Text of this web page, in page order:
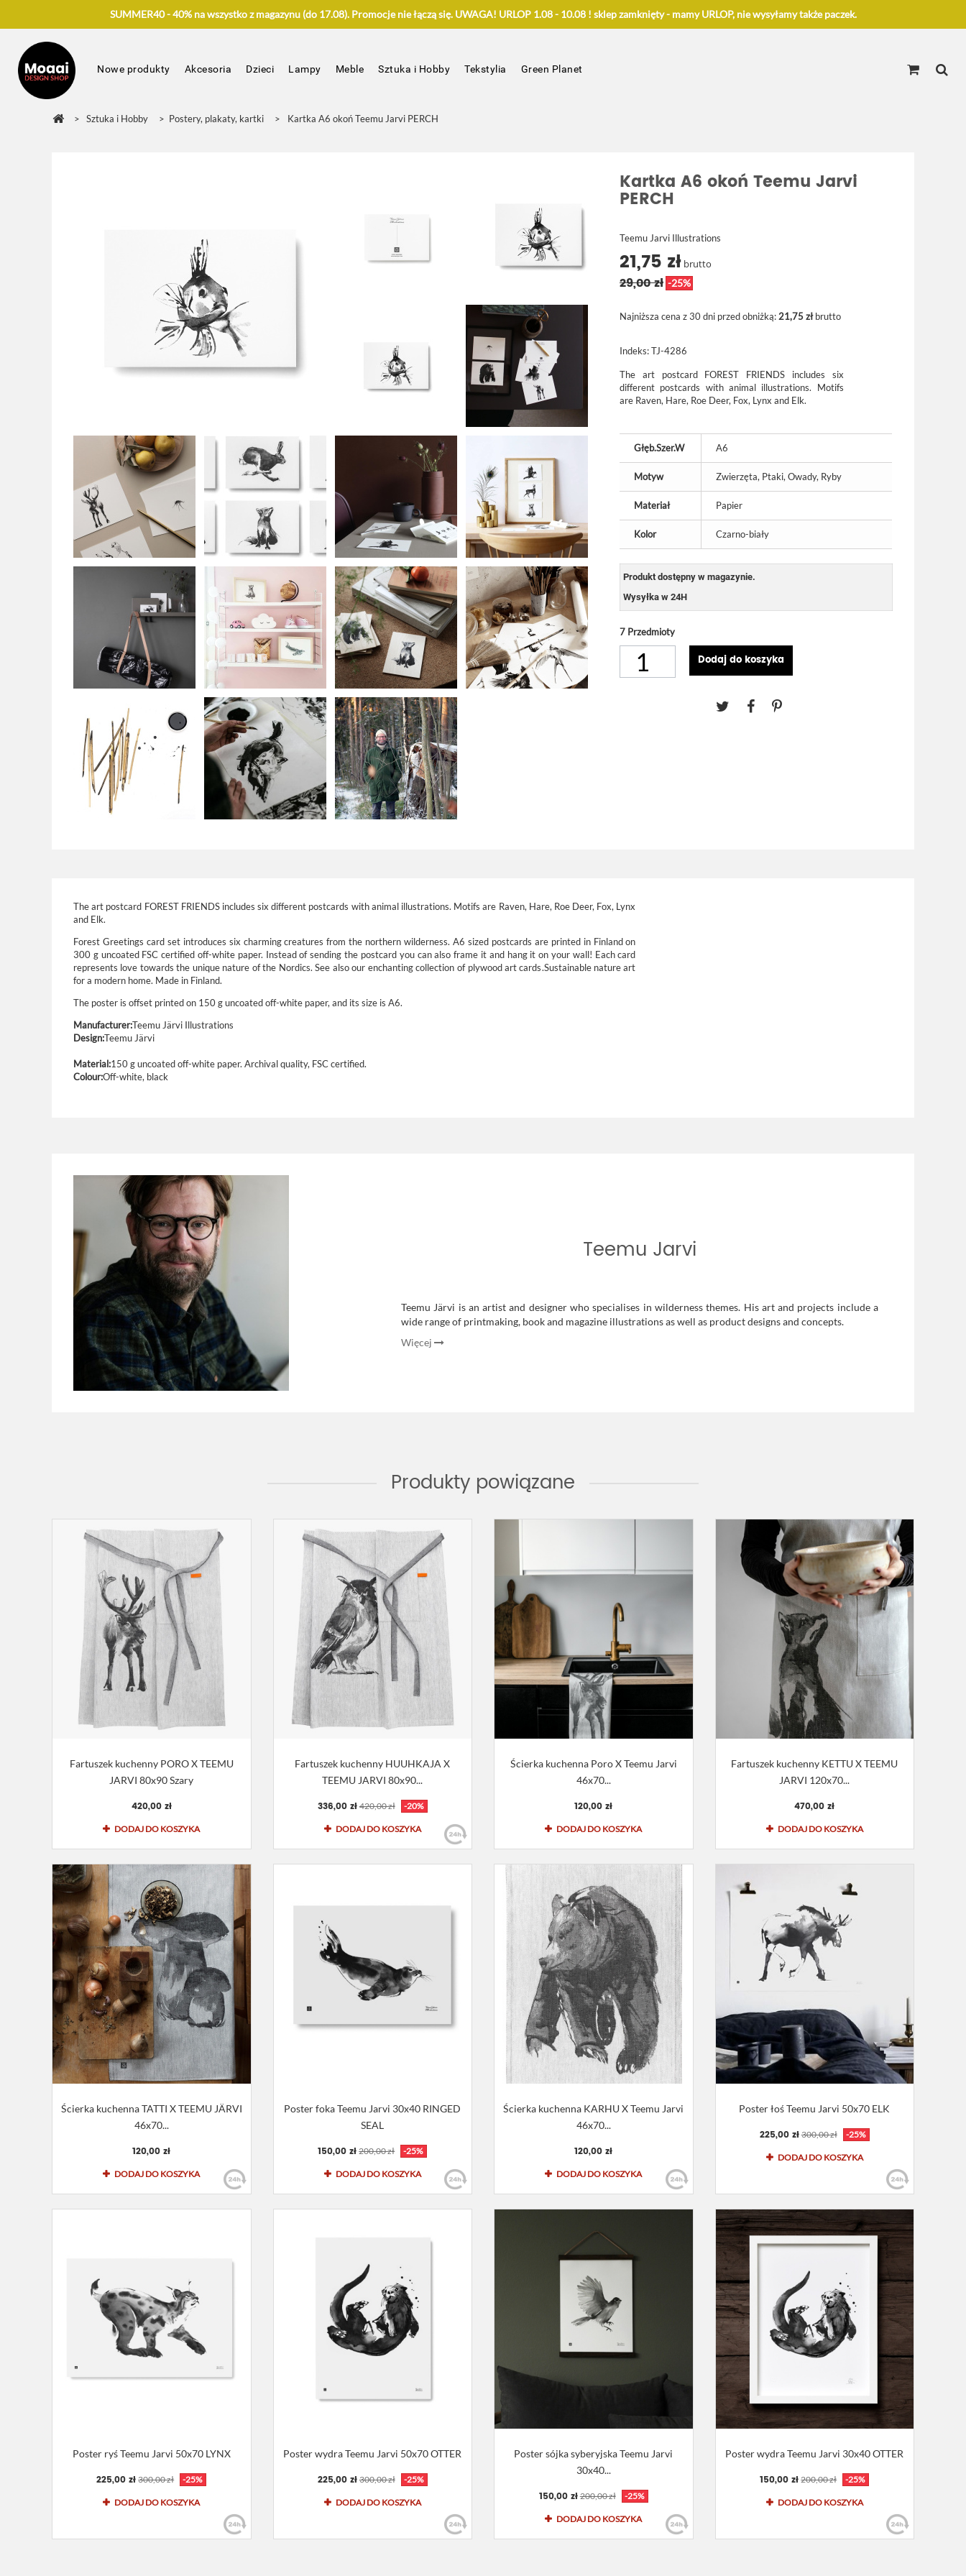
SUMMER40 - 40% na wszystko z magazynu (do 17.08). Promocje nie łączą się. UWAGA! URLOP 1.08 - 10.08 ! sklep zamknięty - mamy URLOP, nie wysyłamy także paczek.
Nowe produkty Akcesoria Dzieci Lampy Meble Sztuka i Hobby Tekstylia Green Planet
> Sztuka i Hobby > Postery, plakaty, kartki > Kartka A6 okoń Teemu Jarvi PERCH
Kartka A6 okoń Teemu Jarvi
PERCH
Teemu Jarvi Illustrations
21,75 zł brutto
29,00 zł -25%
Najniższa cena z 30 dni przed obniżką: 21,75 złbrutto
Indeks:TJ-4286
The art postcard FOREST FRIENDS includes six
different postcards with animal illustrations. Motifs
are Raven, Hare, Roe Deer, Fox, Lynx and Elk.
Głęb.Szer.W A6
Motyw Zwierzęta, Ptaki, Owady, Ryby
Materiał Papier
Kolor Czarno-biały
Produkt dostępny w magazynie.
Wysyłka w 24H
7 Przedmioty
Dodaj do koszyka
The art postcard FOREST FRIENDS includes six different postcards with animal illustrations. Motifs are Raven, Hare, Roe Deer, Fox, Lynx
and Elk.
Forest Greetings card set introduces six charming creatures from the northern wilderness. A6 sized postcards are printed in Finland on
300 g uncoated FSC certified off-white paper. Instead of sending the postcard you can also frame it and hang it on your wall! Each card
represents love towards the unique nature of the Nordics. See also our enchanting collection of plywood art cards.Sustainablenature art
for a modern home. Made in Finland.
The poster is offset printed on 150 g uncoated off-white paper, and its size is A6.
Manufacturer:Teemu Järvi Illustrations
Design:Teemu Järvi
Material:150 g uncoated off-white paper. Archival quality, FSC certified.
Colour:Off-white, black
Teemu Jarvi
Teemu Järvi is an artist and designer who specialises in wilderness themes. His art and projects include a
wide range of printmaking, book and magazine illustrations as well as product designs and concepts.
Więcej
Produkty powiązane
Fartuszek kuchenny PORO X TEEMU
JARVI 80x90 Szary
420,00 zł
DODAJ DO KOSZYKA
Fartuszek kuchenny HUUHKAJA X
TEEMU JARVI 80x90...
336,00 zł 420,00 zł -20%
DODAJ DO KOSZYKA
Ścierka kuchenna Poro X Teemu Jarvi
46x70...
120,00 zł
DODAJ DO KOSZYKA
Fartuszek kuchenny KETTU X TEEMU
JARVI 120x70...
470,00 zł
DODAJ DO KOSZYKA
Ścierka kuchenna TATTI X TEEMU JÄRVI
46x70...
120,00 zł
DODAJ DO KOSZYKA
Poster foka Teemu Jarvi 30x40 RINGED
SEAL
150,00 zł 200,00 zł -25%
DODAJ DO KOSZYKA
Ścierka kuchenna KARHU X Teemu Jarvi
46x70...
120,00 zł
DODAJ DO KOSZYKA
Poster łoś Teemu Jarvi 50x70 ELK
225,00 zł 300,00 zł -25%
DODAJ DO KOSZYKA
Poster ryś Teemu Jarvi 50x70 LYNX
225,00 zł 300,00 zł -25%
DODAJ DO KOSZYKA
Poster wydra Teemu Jarvi 50x70 OTTER
225,00 zł 300,00 zł -25%
DODAJ DO KOSZYKA
Poster sójka syberyjska Teemu Jarvi
30x40...
150,00 zł 200,00 zł -25%
DODAJ DO KOSZYKA
Poster wydra Teemu Jarvi 30x40 OTTER
150,00 zł 200,00 zł -25%
DODAJ DO KOSZYKA